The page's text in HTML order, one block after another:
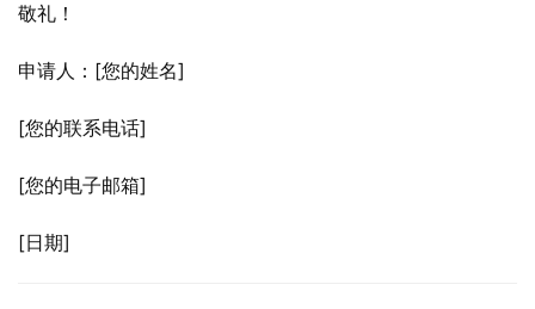
敬礼！
申请人：[您的姓名]
[您的联系电话]
[您的电子邮箱]
[日期]